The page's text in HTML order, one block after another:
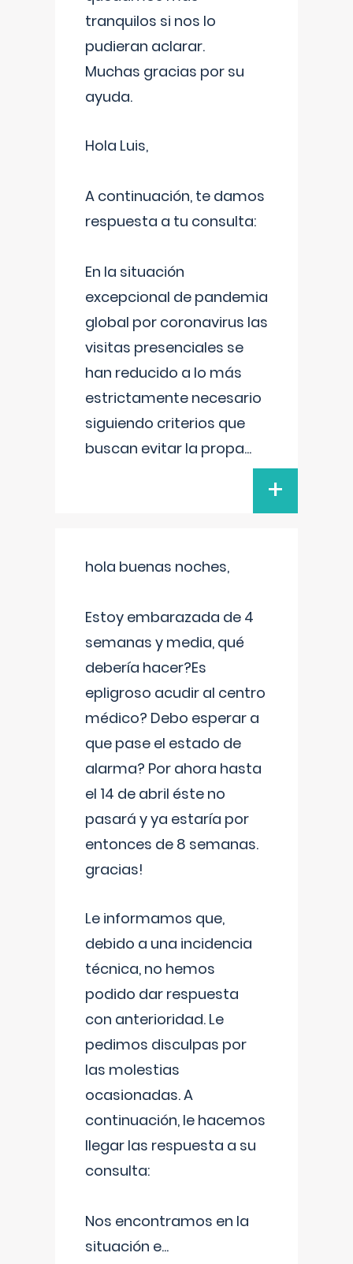
tranquilos si nos lo
pudieran aclarar.
Muchas gracias por su
ayuda.
Hola Luis,
A continuación, te damos
respuesta a tu consulta:
En la situación
excepcional de pandemia
global por coronavirus las
visitas presenciales se
han reducido a lo más
estrictamente necesario
siguiendo criterios que
buscan evitar la propa...
+
hola buenas noches,
Estoy embarazada de 4
semanas y media, qué
debería hacer?Es
epligroso acudir al centro
médico? Debo esperar a
que pase el estado de
alarma? Por ahora hasta
el 14 de abril éste no
pasará y ya estaría por
entonces de 8 semanas.
gracias!
Le informamos que,
debido a una incidencia
técnica, no hemos
podido dar respuesta
con anterioridad. Le
pedimos disculpas por
las molestias
ocasionadas. A
continuación, le hacemos
llegar las respuesta a su
consulta:
Nos encontramos en la
situación e...